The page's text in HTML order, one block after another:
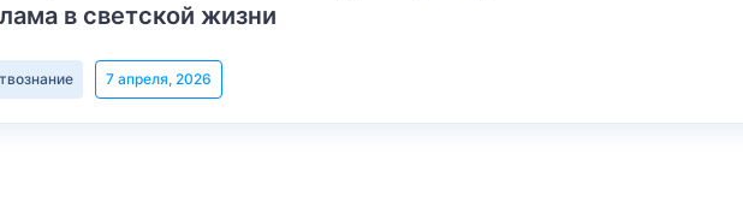
в светской жизни
7 апреля, 2026